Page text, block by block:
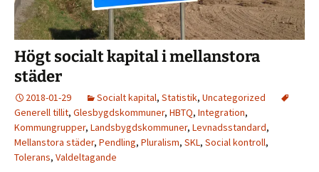
Högt socialt kapital i mellanstora
städer
2018-01-29 Socialt kapital, Statistik, Uncategorized
Generell tillit, Glesbygdskommuner, HBTQ, Integration,
Kommungrupper, Landsbygdskommuner, Levnadsstandard,
Mellanstora städer, Pendling, Pluralism, SKL, Social kontroll,
Tolerans, Valdeltagande